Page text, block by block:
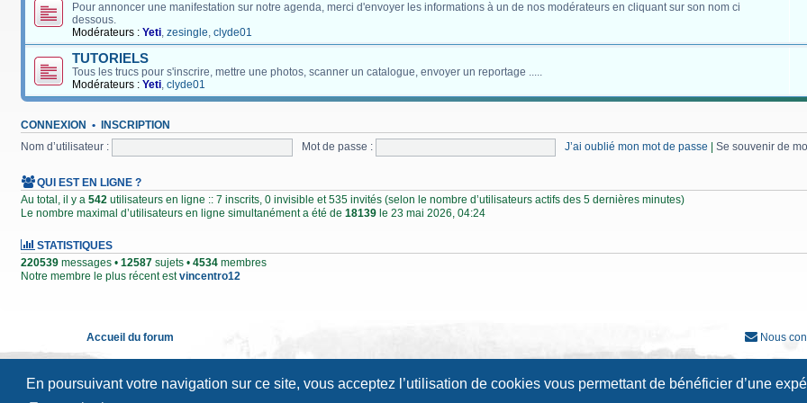
En poursuivant votre navigation sur ce site, vous acceptez l’utilisation de cookies vous permettant de bénéficier d’une
Pour annoncer une manifestation sur notre agenda, merci d'envoyer les informations à un de nos modérateurs en cliquant sur son nom ci
dessous.
Modérateurs : Yeti, zesingle, clyde01
TUTORIELS
Tous les trucs pour s'inscrire, mettre une photos, scanner un catalogue, envoyer un reportage .....
Modérateurs : Yeti, clyde01
CONNEXION • INSCRIPTION
Nom d’utilisateur : Mot de passe : J’ai oublié mon mot de passe Se souvenir de
QUI EST EN LIGNE ?
Au total, il y a 542 utilisateurs en ligne :: 7 inscrits, 0 invisible et 535 invités (selon le nombre d’utilisateurs actifs des 5 dernières minutes)
Le nombre maximal d’utilisateurs en ligne simultanément a été de 18139 le 23 mai 2026, 04:24
STATISTIQUES
220539 messages • 12587 sujets • 4534 membres
Notre membre le plus récent estvincentro12
Accueil du forum Nous
Traduction française officielle©Qiaeru